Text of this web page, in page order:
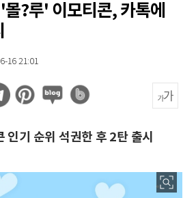
?루' 이모티콘, 카톡에
16 21:01
인기 순위 석권한 후 2탄 출시